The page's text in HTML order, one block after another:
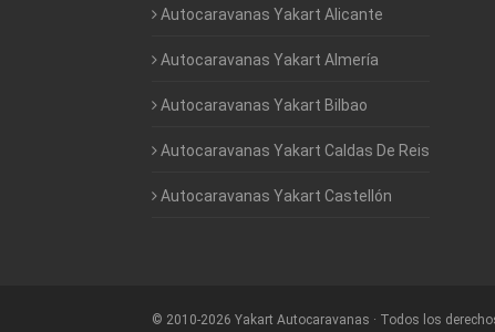
Autocaravanas Yakart Alicante
Autocaravanas Yakart Almería
Autocaravanas Yakart Bilbao
Autocaravanas Yakart Caldas De Reis
Autocaravanas Yakart Castellón
© 2010-2026 Yakart Autocaravanas · Todos los